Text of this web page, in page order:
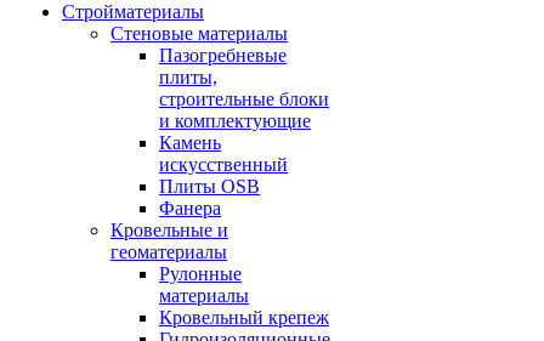
Стройматериалы
Стеновые материалы
Пазогребневые
плиты,
строительные блоки
и комплектующие
Камень
искусственный
Плиты OSB
Фанера
Кровельные и
геоматериалы
Рулонные
материалы
Кровельный крепеж